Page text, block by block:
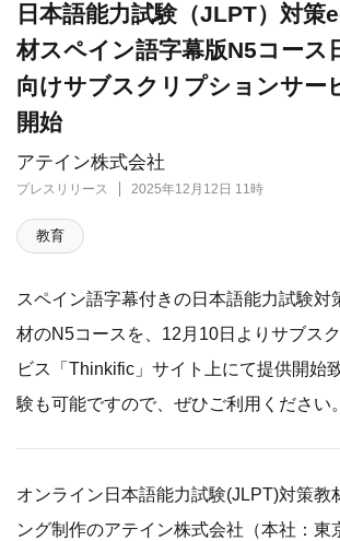
アテイン株式会社
プレスリリース 2025年12月12日 11時
日本語能力試験（JLPT）対
材スペイン語字幕版N5コース
向けサブスクリプションサー
開始
教育
スペイン語字幕付きの日本語能力試験対
材のN5コースを、12月10日よりサブス
ビス「Thinkific」サイト上にて提供開始
験も可能ですので、ぜひご利用ください。
オンライン日本語能力試験(JLPT)対策教
ング制作のアテイン株式会社（本社：東